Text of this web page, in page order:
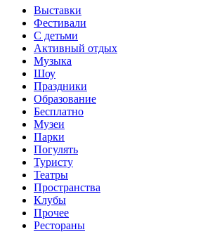
Выставки
Фестивали
С детьми
Активный отдых
Музыка
Шоу
Праздники
Образование
Бесплатно
Музеи
Парки
Погулять
Туристу
Театры
Пространства
Клубы
Прочее
Рестораны